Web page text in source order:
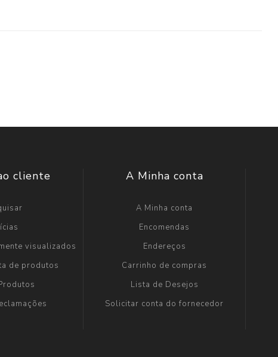
cliente
visualizados
de produtos
A Minha conta
A Minha conta
Encomendas
Endereços
Carrinho de compras
Lista de Desejos
Solicitar conta do fornecedor